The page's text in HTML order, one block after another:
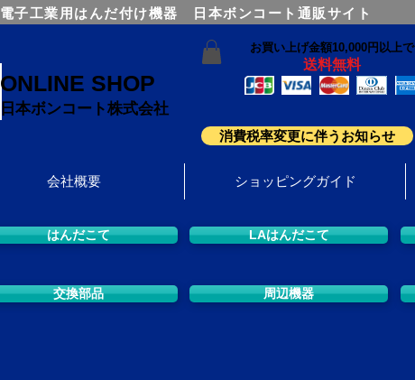
電子工業用はんだ付け機器 日本ボンコート通販サイト
ONLINE SHOP
日本ボンコート株式会社
お買い上げ金額10,000円以上で
送料無料
消費税率変更に伴うお知らせ
会社概要 ショッピングガイド
はんだこて LAはんだこて
交換部品 周辺機器